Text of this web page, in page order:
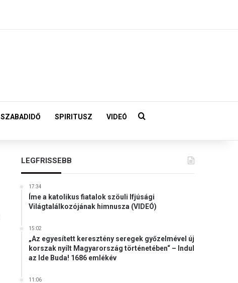
SZABADIDŐ SPIRITUSZ VIDEÓ Keresés:
LEGFRISSEBB
17:34
Íme a katolikus fiatalok szöuli Ifjúsági
Világtalálkozójának himnusza (VIDEÓ)
15:02
„Az egyesített keresztény seregek győzelmével új
korszak nyílt Magyarország történetében“ – Indul
az Ide Buda! 1686 emlékév
11:06